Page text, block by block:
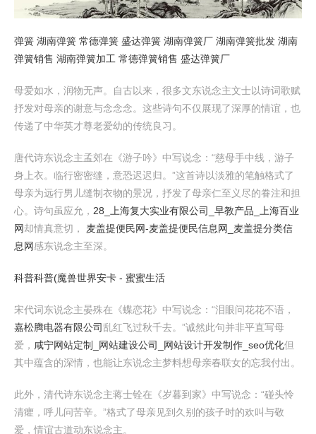
弹簧 湖南弹簧 常德弹簧 盛达弹簧 湖南弹簧厂 湖南弹簧批发 湖南
弹簧销售 湖南弹簧加工 常德弹簧销售 盛达弹簧厂
母爱如水，润物无声。自古以来，很多文东说念主文士以诗词歌赋
抒发对母亲的谢意与念念念。这些诗句不仅展现了深厚的情谊，也
传递了中华英才尊老爱幼的传统良习。
唐代诗东说念主孟郊在《游子吟》中写说念：“慈母手中线，游子
身上衣。临行密密缝，意恐迟迟归。”这首诗以淡雅的笔触格式了
母亲为远行男儿缝制衣物的景况，抒发了母亲仁至义尽的眷注和担
心。诗句虽应允， 28_上海复大实业有限公司_早教产品_上海百业
网却情真意切， 麦盖提便民网-麦盖提便民信息网_麦盖提分类信
息网感东说念主至深。
科普科普(魔兽世界安卡 - 蜜蜜生活
宋代词东说念主晏殊在《蝶恋花》中写说念：“泪眼问花花不语，
嘉松腾电器有限公司乱红飞过秋千去。”诚然此句并非平直写母
爱， 咸宁网站定制_网站建设公司_网站设计开发制作_seo优化但
其中蕴含的深情，也能让东说念主梦料想母亲春联女的忘我付出。
此外，清代诗东说念主蒋士铨在《岁暮到家》中写说念：“碰头怜
清癯，呼儿问苦辛。”格式了母亲见到久别的孩子时的欢叫与敬
爱，情谊古道动东说念主。